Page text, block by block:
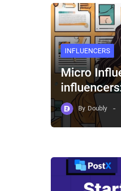
INFLUENCERS
Micro
By Doubly